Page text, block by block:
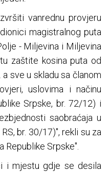
vanrednu provjeru
magistralnog puta
- Miljevina i Miljevina
zaštite kosina puta od
sve u skladu sa članom
uslovima i načinu
Srpske, br. 72/12) i
saobraćaja u
br. 30/17)", rekli su za
Republike Srpske".
i mjestu gdje se desila